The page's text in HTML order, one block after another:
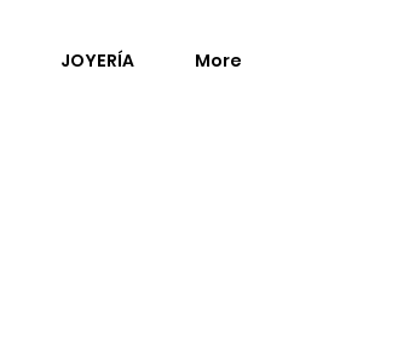
JOYERÍA More